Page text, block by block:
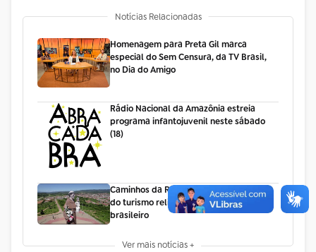
Notícias Relacionadas
Homenagem para Preta Gil marca
especial do Sem Censura, da TV Brasil,
no Dia do Amigo
Rádio Nacional da Amazônia estreia
programa infantojuvenil neste sábado
(18)
Caminhos da Reportagem destaca rota
do turismo religioso no Nordeste
brasileiro
Ver mais notícias +